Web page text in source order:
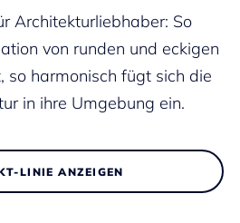
Architekturliebhaber: So
von runden und eckigen
so harmonisch fügt sich die
in ihre Umgebung ein.
LINIE ANZEIGEN